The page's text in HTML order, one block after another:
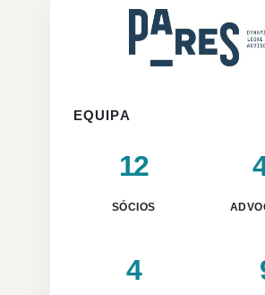
EQUIPA
12
SÓCIOS
4